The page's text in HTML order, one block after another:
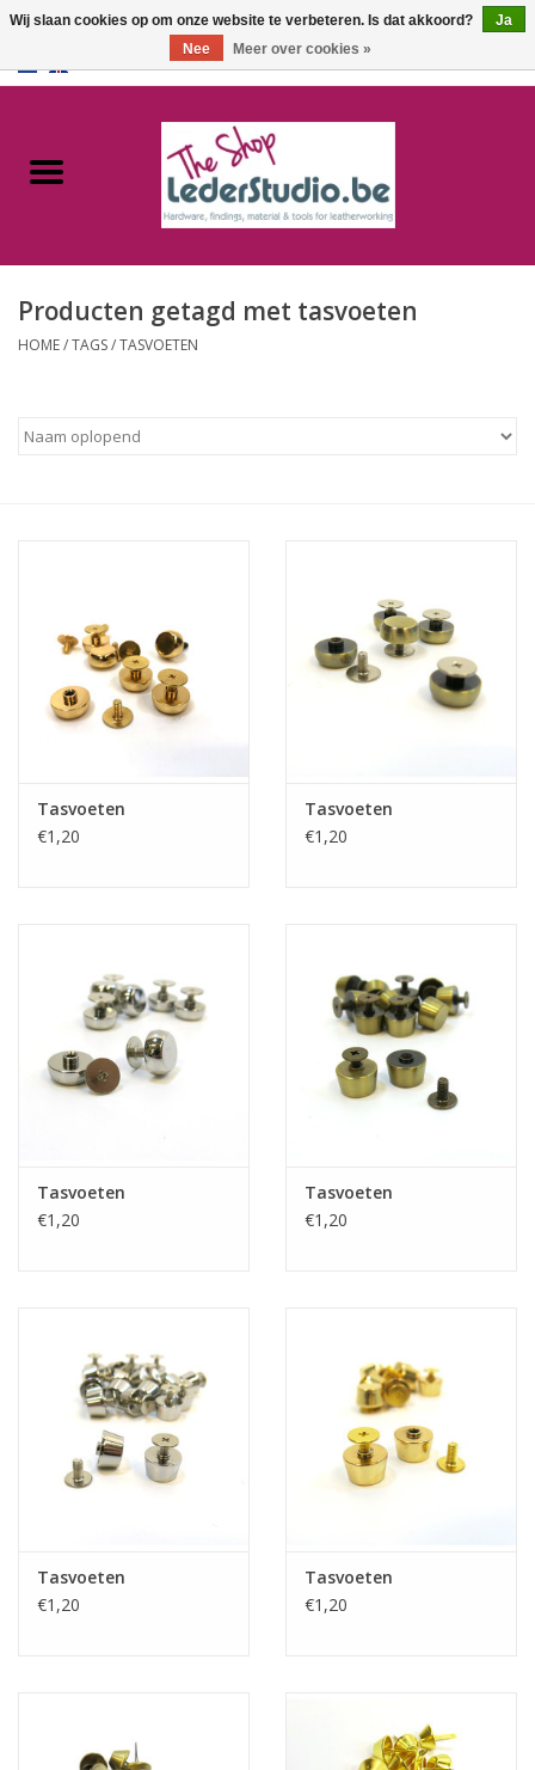
Catalogus
FAQ
Producten getagd met tasvoeten
HOME/TAGS/TASVOETEN
Tasvoeten
€1,20
Tasvoeten
€1,20
Tasvoeten
€1,20
Tasvoeten
€1,20
Tasvoeten
€1,20
Tasvoeten
€1,20
Wij slaan cookies op om onze website te verbeteren. Is dat akkoord?
Ja
Nee
Meer over cookies »